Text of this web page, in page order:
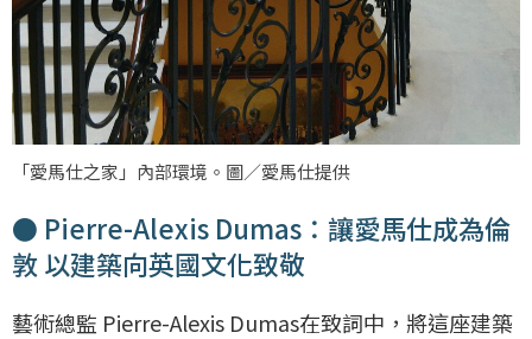
「愛馬仕之家」內部環境。圖／愛馬仕提供
● Pierre-Alexis Dumas：讓愛馬仕成為倫
敦 以建築向英國文化致敬
藝術總監 Pierre-Alexis Dumas在致詞中，將這座建築